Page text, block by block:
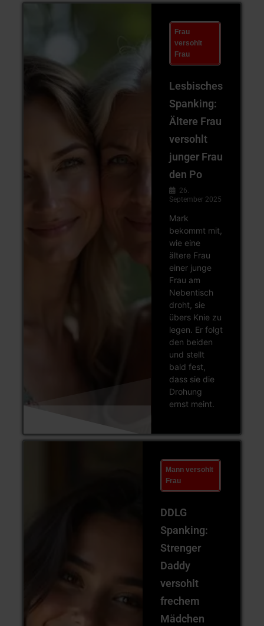
Frau
versohlt
Frau
Lesbisches
Spanking:
Ältere Frau
versohlt
junger Frau
den Po
26.
September 2025
Mark
bekommt mit,
wie eine
ältere Frau
einer junge
Frau am
Nebentisch
droht, sie
übers Knie zu
legen. Er folgt
den beiden
und stellt
bald fest,
dass sie die
Drohung
ernst meint.
Mann versohlt
Frau
DDLG
Spanking:
Strenger
Daddy
versohlt
frechem
Mädchen